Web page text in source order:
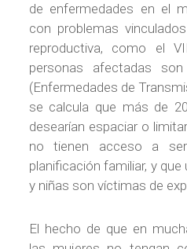
de enfermedades en el
con problemas
reproductiva, como el
personas afectadas
(Enfermedades de
se calcula que más de
desearían espaciar o
no tienen acceso a
planificación familiar, y
y niñas son víctimas de
El hecho de que en